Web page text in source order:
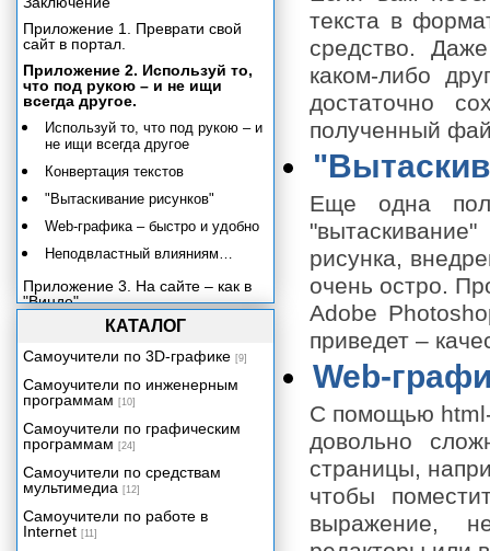
текста в
средство.
каком-либо
достаточно
полученный
Еще одна
рисунка,
очень остро.
Adobe
приведет –
Web-
С помощью html-
довольно
страницы,
чтобы
выражение,
Приложение 1. Преврати свой
сайт в портал.
Приложение 2. Используй то,
что под рукою – и не ищи
всегда другое.
Используй то, что под рукою – и
не ищи всегда другое
Конвертация текстов
"Вытаскивание рисунков"
Web-графика – быстро и удобно
Неподвластный влияниям…
Приложение 3. На сайте – как в
"Винде".
КАТАЛОГ
Самоучители по 3D-графике [9]
Самоучители по инженерным
программам [10]
Самоучители по графическим
программам [24]
Самоучители по средствам
мультимедиа [12]
Самоучители по работе в
Internet [11]